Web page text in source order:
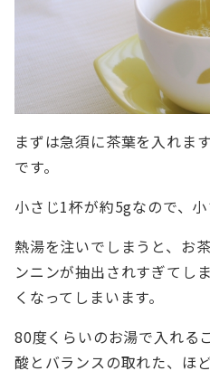
まずは急須に茶葉を入れま
です。
小さじ1杯が約5gなので、小
熱湯を注いでしまうと、お
ンニンが抽出されすぎてし
くなってしまいます。
80度くらいのお湯で入れる
酸とバランスの取れた、ほ